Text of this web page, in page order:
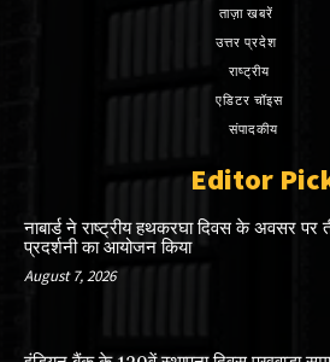
ताज़ा खबरें
उत्तर प्रदेश
राष्ट्रीय
एडिटर चॉइस
संपादकीय
Editor
नाबार्ड ने राष्ट्रीय हथकरघा दिवस के अवसर पर
प्रदर्शनी का आयोजन किया
August 7, 2026